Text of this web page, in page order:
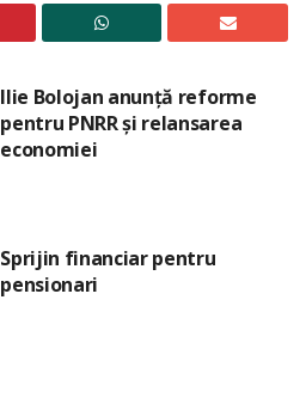
Ilie Bolojan anunță reforme
pentru PNRR și relansarea
economiei
Sprijin financiar pentru
pensionari